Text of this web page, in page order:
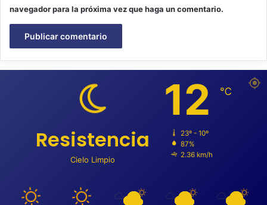
navegador para la próxima vez que haga un comentario.
Resistencia
Cielo Limpio
12 ℃
23º - 10º
87%
2.36 km/h